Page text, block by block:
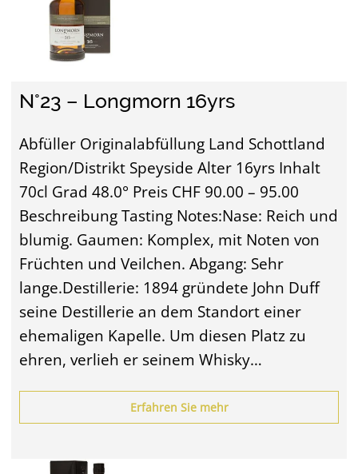
N°23 – Longmorn 16yrs
Abfüller Originalabfüllung Land Schottland
Region/Distrikt Speyside Alter 16yrs Inhalt
70cl Grad 48.0° Preis CHF 90.00 – 95.00
Beschreibung Tasting Notes:Nase: Reich und
blumig. Gaumen: Komplex, mit Noten von
Früchten und Veilchen. Abgang: Sehr
lange.Destillerie: 1894 gründete John Duff
seine Destillerie an dem Standort einer
ehemaligen Kapelle. Um diesen Platz zu
ehren, verlieh er seinem Whisky…
Erfahren Sie mehr